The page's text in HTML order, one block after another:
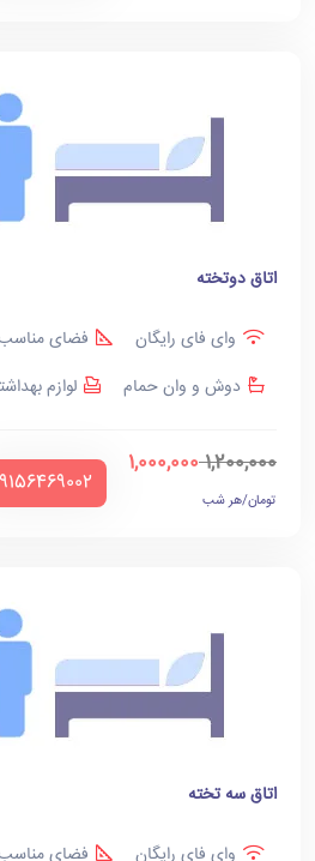
اتاق دوتخته
وای فای رایگان
فضای
دوش و وان حمام
لوازم
1,200,000
1,000,000
تومان/هر شب
اتاق سه تخته
وای فای رایگان
فضای